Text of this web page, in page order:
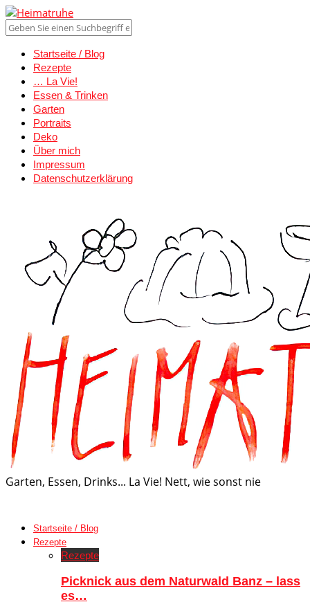
Startseite / Blog
Rezepte
… La Vie!
Essen & Trinken
Garten
Portraits
Deko
Über mich
Impressum
Datenschutzerklärung
Garten, Essen, Drinks... La Vie! Nett, wie sonst nie
Startseite / Blog
Rezepte
Rezepte
Picknick aus dem Naturwald Banz – lass
es…